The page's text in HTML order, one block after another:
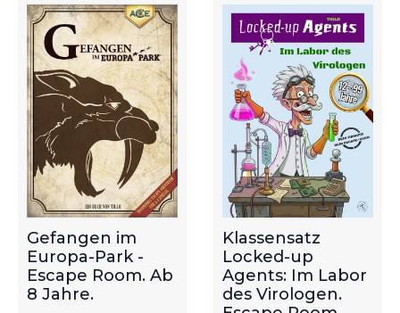
Gefangen im
Europa-Park -
Escape Room. Ab
8 Jahre.
Klassensatz
Locked-up
Agents: Im Labor
des Virologen.